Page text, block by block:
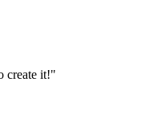
create it!"